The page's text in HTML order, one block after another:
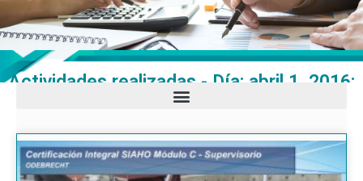
Actividades realizadas - Día: abril 1, 2016: